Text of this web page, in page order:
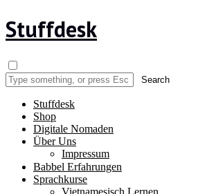
Stuffdesk
Stuffdesk
Shop
Digitale Nomaden
Über Uns
Impressum
Babbel Erfahrungen
Sprachkurse
Vietnamesisch Lernen